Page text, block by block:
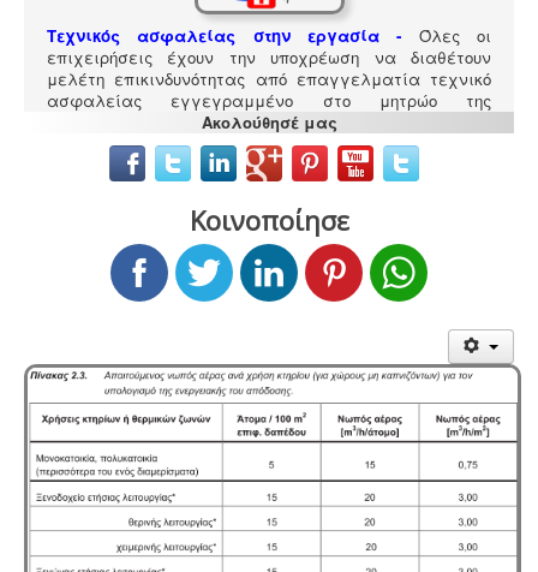
Τεχνικός ασφαλείας στην εργασία -
Όλες οι
επιχειρήσεις έχουν την υποχρέωση να διαθέτουν
μελέτη επικινδυνότητας από επαγγελματία τεχνικό
ασφαλείας εγγεγραμμένο στο μητρώο της
επιθεώρησης εργασίας (Ν. 3850/10, άρθρα 12, 42, 43)
Σύστημα διαχείρισης ποιότητας ISO -
επιχειρήσεις προκειμένου να είναι ελκυστικές στο
πελατειακό κοινό χρειάζεται να πιστοποιηθούν κατά
. Αυτό είτε απαιτείται για δουλειές με το δημόσιο
(δημοπρασίες) ή από τη νομοθεσία (τρόφιμα-ποτά) ή
αποτελεί κανόνα της αγοράς (εξαγωγές). Κλειδί στην
διαδικασία είναι η μελέτη διαχείρισης ποιότητας.
Ενεργειακά πιστοποιητικά - Όλες οι αγοραπωλησίες,
μισθώσεις, ανακαινίσεις και μονώσεις κατοικιών -
επαγγελματικών χώρων προαπαιτούν την ύπαρξη
Ακολούθησέ μας
Κοινοποίησε